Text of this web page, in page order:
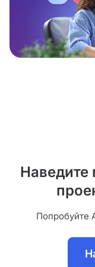
Наведите
Попробуйте